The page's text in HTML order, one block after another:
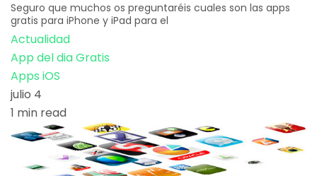
Seguro que muchos os preguntaréis cuales son las apps
gratis para iPhone y iPad para el
Actualidad
App del dia Gratis
Apps iOS
julio 4
1 min read